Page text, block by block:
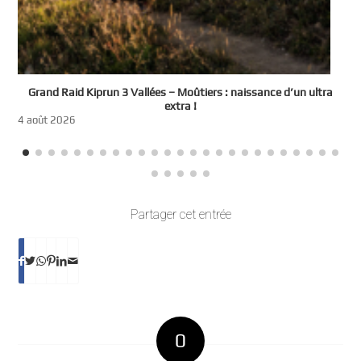
Grand Raid Kiprun 3 Vallées – Moûtiers : naissance d’un ultra
extra !
4 août 2026
Partager cet entrée
0